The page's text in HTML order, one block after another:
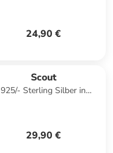
24,90 €
Scout
925/- Sterling Silber in
29,90 €